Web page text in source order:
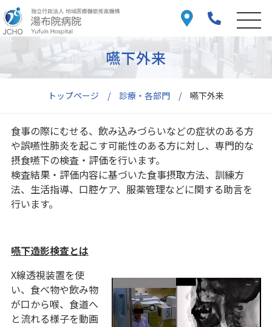
トップページ 診療・各部門 嚥下外来
嚥下外来
食事の際にむせる、飲み込みづらいなどの症状のある方
や誤嚥性肺炎を起こす可能性のある方に対し、専門的な
摂食嚥下の検査・評価を行います。
検査結果・評価内容に基づいた食事摂取方法、訓練方
法、生活指導、口腔ケア、服薬管理などに関する助言を
行います。
嚥下造影検査とは
X線透視装置を使
い、食べ物や飲み物
が口から喉、食道へ
と流れる様子を動画